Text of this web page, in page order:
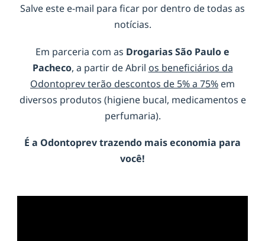
Salve este e-mail para ficar por dentro de todas as
notícias.
Em parceria com as Drogarias São Paulo e
Pacheco, a partir de Abril os beneficiários da
Odontoprev terão descontos de 5% a 75% em
diversos produtos (higiene bucal, medicamentos e
perfumaria).
É a Odontoprevtrazendo mais economia para
você!